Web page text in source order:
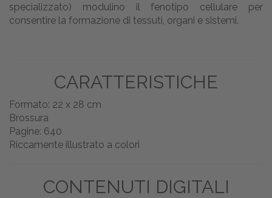
specializzato) modulino il fenotipo cellulare per
consentire la formazione di tessuti, organi e sistemi.
CARATTERISTICHE
Formato: 22 x 28 cm
Brossura
Pagine: 640
Riccamente illustrato a colori
CONTENUTI DIGITALI